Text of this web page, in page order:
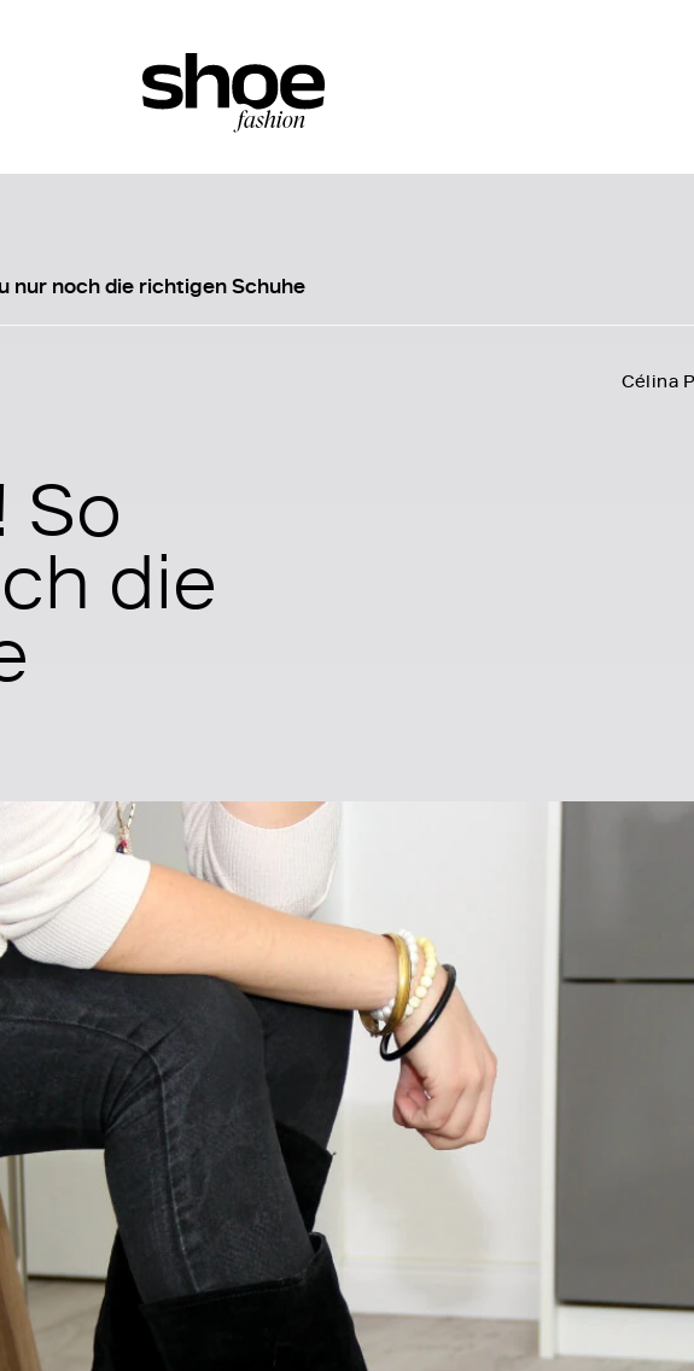
nur noch die richtigen Schuhe
Célina
So
die